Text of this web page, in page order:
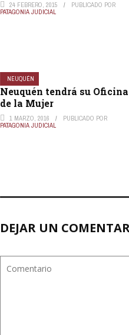
24 FEBRERO, 2015
PUBLICADO POR
PATAGONIA JUDICIAL
NEUQUÉN
Neuquén tendrá su Oficina
de la Mujer
1 MARZO, 2016
PUBLICADO POR
PATAGONIA JUDICIAL
DEJAR UN